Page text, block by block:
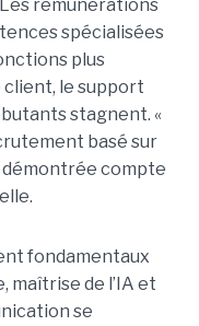
rémunérations
spécialisées
plus
client, le support
stagnent. «
basé sur
démontrée compte
fondamentaux
maîtrise de l’IA et
se